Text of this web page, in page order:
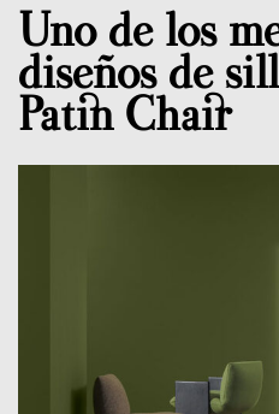
Uno de los
diseños de
Patin Chair